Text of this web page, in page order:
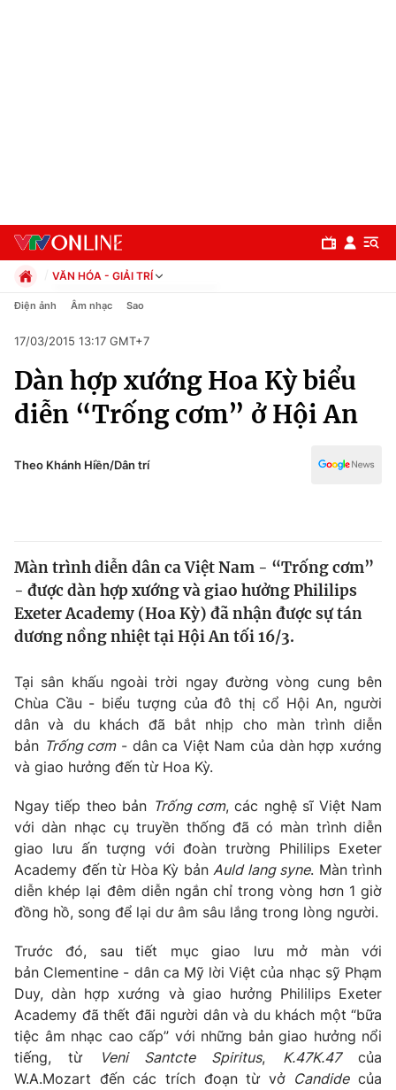
Chuyên mục
Chính trị
Y tế
Thế giới
Tin tức
Thế giới đó đây
Câu chuyện quốc tế
Tài chính
Thị trường
Góc doanh nghiệp
Dữ liệu và đời sống
Truyền hình
Phim VTV
Hậu trường
Nhân vật
Khán giả
Giải trí
Điện ảnh
Âm nhạc
Sao
Đời sống
Du lịch
Chất lượng cuộc sống
Giáo dục
Tuyển sinh
Học trực tuyến
Công nghệ
Hitech Công nghệ tương lai
Sản phẩm
Thị trường
Giao lưu trực tuyến
Lịch phát sóng
VĂN HÓA - GIẢI TRÍ
Chính trị
Pháp luật
Kinh tế
Thể thao
Truyền hình
Y tế
Điện ảnh Âm nhạc Sao
17/03/2015 13:17 GMT+7
Dàn hợp xướng Hoa Kỳ biểu
diễn “Trống cơm” ở Hội An
Theo Khánh Hiền/Dân trí
Màn trình diễn dân ca Việt Nam - “Trống cơm”
- được dàn hợp xướng và giao hưởng Phililips
Exeter Academy (Hoa Kỳ) đã nhận được sự tán
dương nồng nhiệt tại Hội An tối 16/3.
Tại sân khấu ngoài trời ngay đường vòng cung bên
Chùa Cầu - biểu tượng của đô thị cổ Hội An, người
dân và du khách đã bắt nhịp cho màn trình diễn
bản Trống cơm- dân ca Việt Nam của dàn hợp xướng
và giao hưởng đến từ Hoa Kỳ.
Ngay tiếp theo bản Trống cơm, các nghệ sĩ Việt Nam
với dàn nhạc cụ truyền thống đã có màn trình diễn
giao lưu ấn tượng với đoàn trường Phililips Exeter
Academy đến từ Hòa Kỳ bản Auld lang syne. Màn trình
diễn khép lại đêm diễn ngắn chỉ trong vòng hơn 1 giờ
đồng hồ, song để lại dư âm sâu lắng trong lòng người.
Trước đó, sau tiết mục giao lưu mở màn với
bản Clementine - dân ca Mỹ lời Việt của nhạc sỹ Phạm
Duy, dàn hợp xướng và giao hưởng Phililips Exeter
Academy đã thết đãi người dân và du khách một “bữa
tiệc âm nhạc cao cấp” với những bản giao hưởng nổi
tiếng, từ
Veni Santcte Spiritus, K.47K.47của
W.A.Mozart đến các trích đoạn từ vở Candidecủa